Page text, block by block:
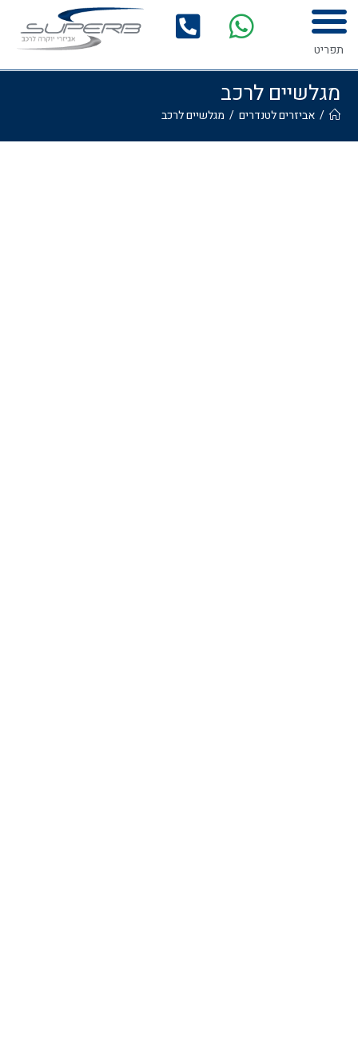
תפריט
מגלשיים לרכב
/ אביזרים לטנדרים / מגלשיים לרכב